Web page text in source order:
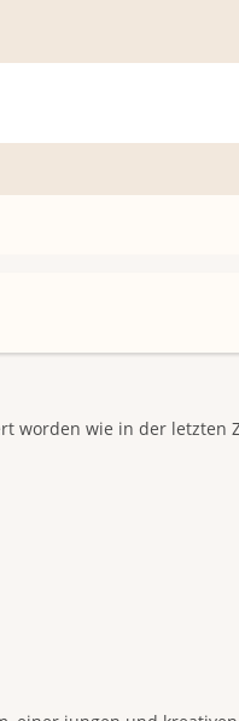
worden wie in der letzten